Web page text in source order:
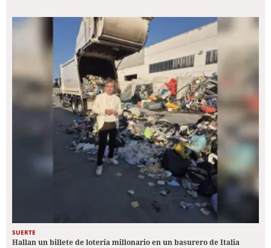
SUERTE
Hallan un billete de lotería millonario en un basurero de Italia